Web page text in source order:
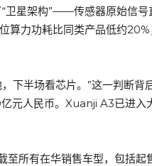
卫星架构”——传感器原始信
算力功耗比同类产品低约
下半场看芯片。”这一判断
人民币。Xuanji A3已进入
所有在华销售车型，包括起